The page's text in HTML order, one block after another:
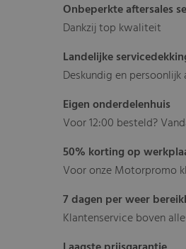
Onbeperkte aftersales
Dankzij top kwaliteit
Landelijke
Deskundig en persoonlijk
Eigen onderdelenhuis
Voor 12:00 besteld?
50% korting op
Voor onze Motorpromo
7 dagen per weer
Klantenservice boven